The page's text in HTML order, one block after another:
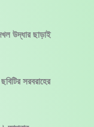
উদ্ধার ছাড়াই
সরবরাহের